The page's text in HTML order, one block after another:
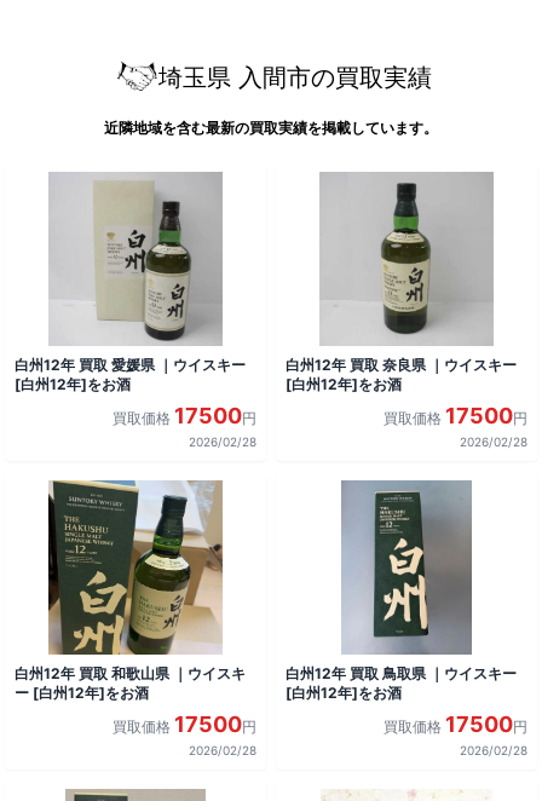
埼玉県 入間市の買取実績
近隣地域を含む最新の買取実績を掲載しています。
白州12年 買取 愛媛県 ｜ウイスキー
[白州12年]をお酒
買取価格 17500円
2026/02/28
白州12年 買取 奈良県 ｜ウイスキー
[白州12年]をお酒
買取価格 17500円
2026/02/28
白州12年 買取 和歌山県 ｜ウイスキ
ー [白州12年]をお酒
買取価格 17500円
2026/02/28
白州12年 買取 鳥取県 ｜ウイスキー
[白州12年]をお酒
買取価格 17500円
2026/02/28